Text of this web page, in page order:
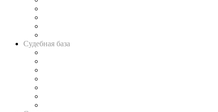
Судебная база